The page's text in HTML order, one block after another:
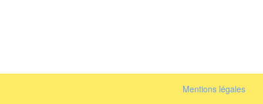
Mentions légales